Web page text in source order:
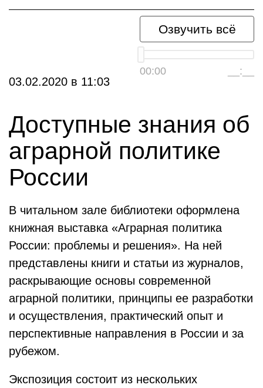
Озвучить всё
00:00 __:__
03.02.2020 в 11:03
Доступные знания об
аграрной политике
России
В читальном зале библиотеки оформлена
книжная выставка «Аграрная политика
России: проблемы и решения». На ней
представлены книги и статьи из журналов,
раскрывающие основы современной
аграрной политики, принципы ее разработки
и осуществления, практический опыт и
перспективные направления в России и за
рубежом.
Экспозиция состоит из нескольких